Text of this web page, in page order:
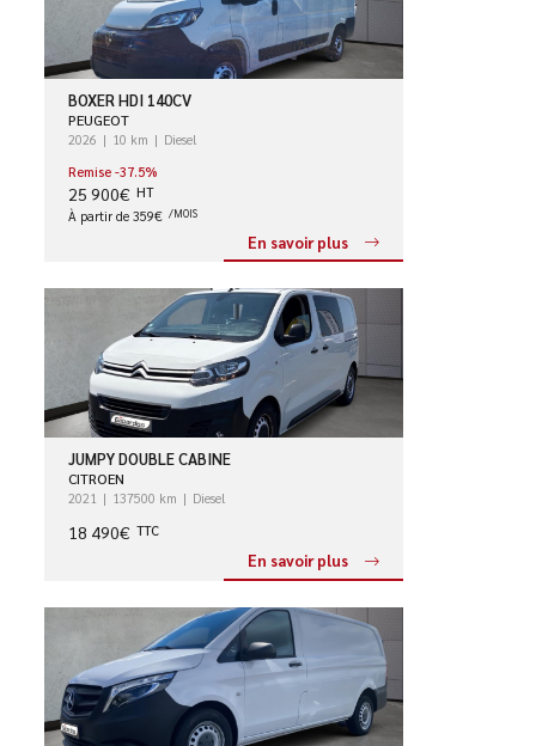
BOXER HDI 140CV
PEUGEOT
2026 10 km
Diesel
Remise -37.5%
25 900€ HT
À partir de 359€ /MOIS
En savoir plus
JUMPY DOUBLE CABINE
CITROEN
2021 137500 km Diesel
18 490€ TTC
En savoir plus